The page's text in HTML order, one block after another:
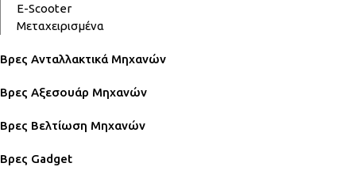
E-Scooter
Μεταχειρισμένα
Βρες Ανταλλακτικά Μηχανών
Βρες Αξεσουάρ Μηχανών
Βρες Βελτίωση Μηχανών
Βρες Gadget